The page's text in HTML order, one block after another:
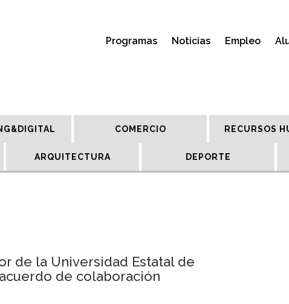
Programas Noticias Empleo
COMERCIO RECURSOS
ARQUITECTURA DEPORTE
de la Universidad Estatal de
de colaboración